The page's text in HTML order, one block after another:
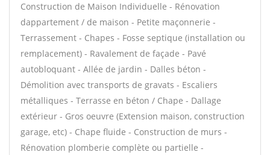
Construction de Maison Individuelle - Rénovation
dappartement / de maison - Petite maçonnerie -
Terrassement - Chapes - Fosse septique (installation ou
remplacement) - Ravalement de façade - Pavé
autobloquant - Allée de jardin - Dalles béton -
Démolition avec transports de gravats - Escaliers
métalliques - Terrasse en béton / Chape - Dallage
extérieur - Gros oeuvre (Extension maison, construction
garage, etc) - Chape fluide - Construction de murs -
Rénovation plomberie complète ou partielle -